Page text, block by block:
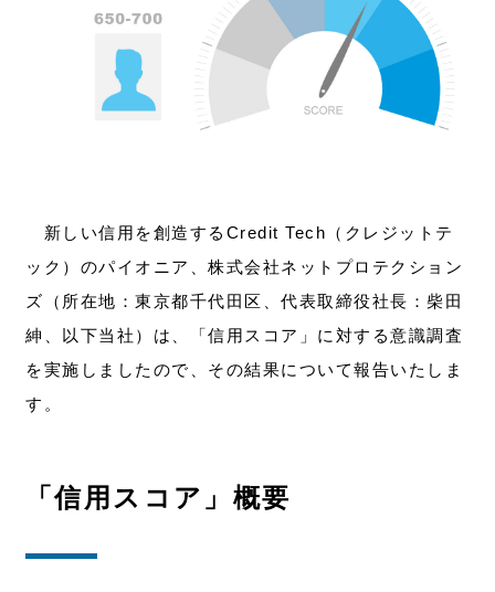
新しい信用を創造するCredit Tech（クレジットテ
ック）のパイオニア、株式会社ネットプロテクション
ズ（所在地：東京都千代田区、代表取締役社長：柴田
紳、以下当社）は、「信用スコア」に対する意識調査
を実施しましたので、その結果について報告いたしま
す。
「信用スコア」概要